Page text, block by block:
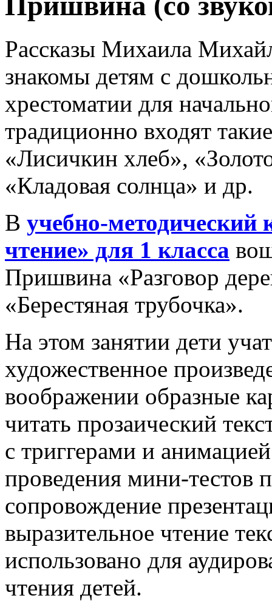
Рассказы Михаила
знакомы детям с
хрестоматии для
традиционно входят
«Лисичкин хлеб»,
«Кладовая солнца» и др.
В учебно-методический
чтение» для 1 класса
Пришвина «Разговор
«Берестяная трубочка».
На этом занятии дети
художественное
воображении образные
читать прозаический
с триггерами и
проведения мини-тестов
сопровождение
выразительное чтение
использовано для
чтения детей.